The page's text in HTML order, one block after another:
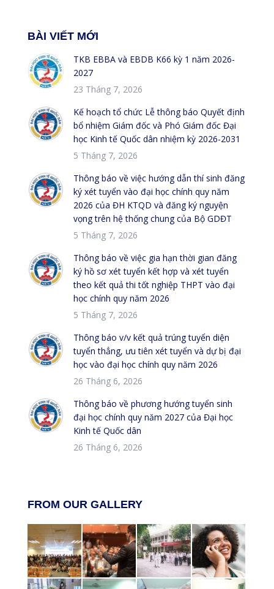
BÀI VIẾT MỚI
TKB EBBA và EBDB K66 kỳ 1 năm 2026-
2027
23 Tháng 7, 2026
Kế hoạch tổ chức Lễ thông báo Quyết định
bổ nhiệm Giám đốc và Phó Giám đốc Đại
học Kinh tế Quốc dân nhiệm kỳ 2026-2031
5 Tháng 7, 2026
Thông báo về việc hướng dẫn thí sinh đăng
ký xét tuyển vào đại học chính quy năm
2026 của ĐH KTQD và đăng ký nguyện
vọng trên hệ thống chung của Bộ GDĐT
5 Tháng 7, 2026
Thông báo về việc gia hạn thời gian đăng
ký hồ sơ xét tuyển kết hợp và xét tuyển
theo kết quả thi tốt nghiệp THPT vào đại
học chính quy năm 2026
5 Tháng 7, 2026
Thông báo v/v kết quả trúng tuyển diện
tuyển thẳng, ưu tiên xét tuyển và dự bị đại
học vào đại học chính quy năm 2026
26 Tháng 6, 2026
Thông báo về phương hướng tuyển sinh
đại học chính quy năm 2027 của Đại học
Kinh tế Quốc dân
26 Tháng 6, 2026
FROM OUR GALLERY